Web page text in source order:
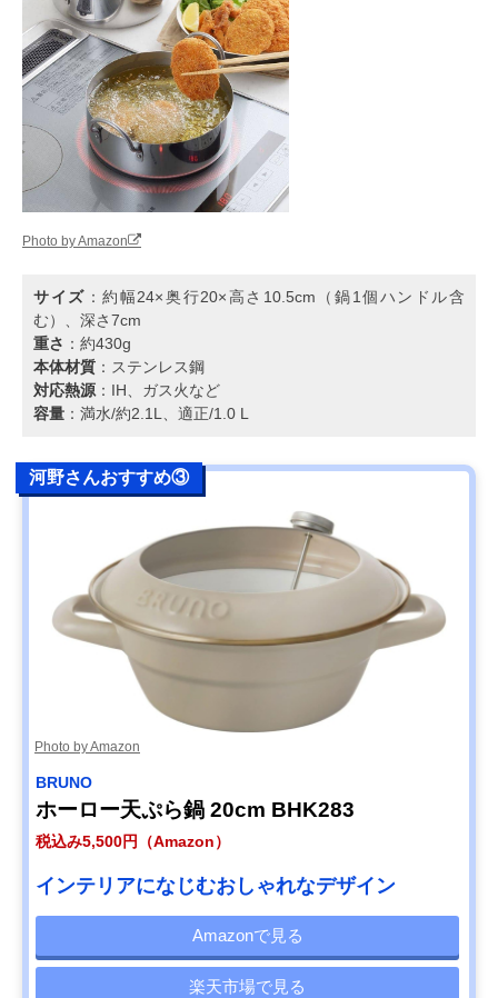
Photo by Amazon
サイズ ：約幅24×奥行20×高さ10.5cm（鍋1個ハンドル含
む）、深さ7cm
重さ ：約430g
本体材質 ：ステンレス鋼
対応熱源 ：IH、ガス火など
容量 ：満水/約2.1L、適正/1.0 L
河野さんおすすめ③
Photo by Amazon
BRUNO
ホーロー天ぷら鍋 20cm BHK283
税込み5,500円（Amazon）
インテリアになじむおしゃれなデザイン
Amazonで見る
楽天市場で見る